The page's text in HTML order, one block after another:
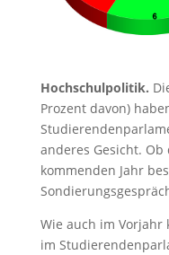
Hochschulpolitik.
Prozent davon)
anderes Gesicht.
kommenden Jahr
Wie auch im Vorjahr
im